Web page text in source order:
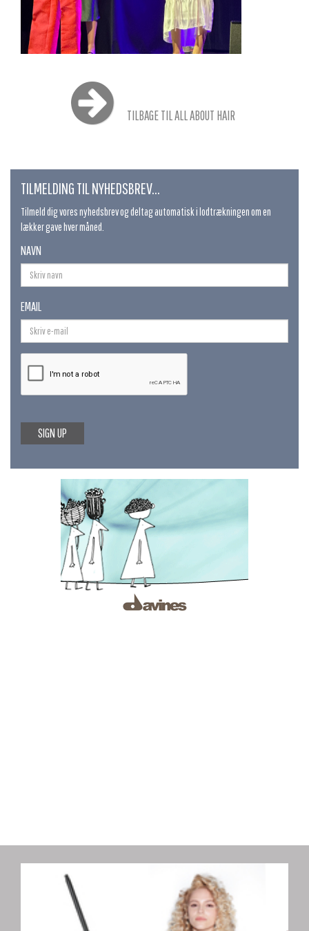
TILBAGE TIL ALL ABOUT HAIR
TILMELDING TIL NYHEDSBREV...
Tilmeld dig vores nyhedsbrev og deltag automatisk i lodtrækningen om en
lækker gave hver måned.
NAVN
EMAIL
SIGN UP